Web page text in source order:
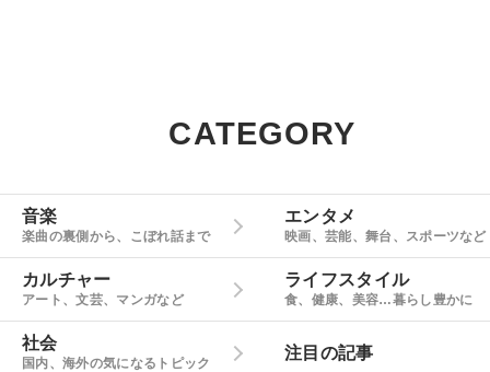
CATEGORY
音楽
楽曲の裏側から、こぼれ話まで
エンタメ
映画、芸能、舞台、スポーツなど
カルチャー
アート、文芸、マンガなど
ライフスタイル
食、健康、美容…暮らし豊かに
社会
国内、海外の気になるトピック
注目の記事